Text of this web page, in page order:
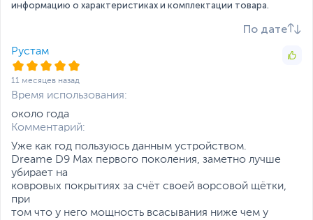
Робот-пылесос может убирать большие площади
контейнеру для пыли на 570 мл и резервуару для воды
на 270 мл.
Установите приложение и отвлекитесь от домашних
дел
Просто отдыхайте — пылесос D9 Max смоделирует
ваш дом в приложении и позволит вам задать точные
параметры необходимой уборки.
20 мм
Аккумулятор ёмкостью
Не допускает падения с
аккумулятора около 6
часов
когда мощность низкая
управление
информацию о характеристиках и комплектации товара.
По дате
Рустам
11 месяцев назад
Время использования:
около года
Комментарий:
Уже как год пользуюсь данным устройством.
Dreame D9 Max первого поколения, заметно лучше
убирает на
ковровых покрытиях за счёт своей ворсовой щётки,
при
том что у него мощность всасывания ниже чем у